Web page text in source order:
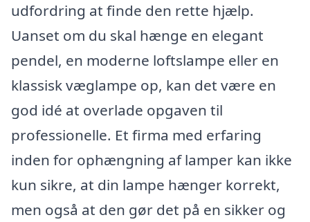
udfordring at finde den rette hjælp.
Uanset om du skal hænge en elegant
pendel, en moderne loftslampe eller en
klassisk væglampe op, kan det være en
god idé at overlade opgaven til
professionelle. Et firma med erfaring
inden for ophængning af lamper kan ikke
kun sikre, at din lampe hænger korrekt,
men også at den gør det på en sikker og